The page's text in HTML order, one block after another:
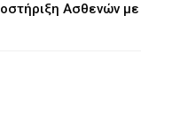
Ασθενών με